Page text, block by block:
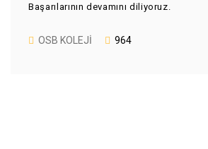
Başarılarının devamını diliyoruz.
OSB KOLEJI 964